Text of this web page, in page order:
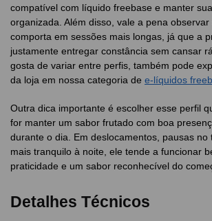
compatível com líquido freebase e manter
organizada. Além disso, vale a pena
comporta em sessões mais longas, já que a
justamente entregar constância sem cansar
gosta de variar entre perfis, também pode
da loja em nossa categoria de e-líquidos
Outra dica importante é escolher esse perfil
for manter um sabor frutado com boa
durante o dia. Em deslocamentos, pausas no
mais tranquilo à noite, ele tende a funcionar
praticidade e um sabor reconhecível do
Detalhes Técnicos